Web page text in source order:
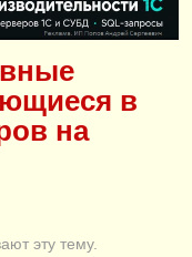
в
на
эту тему.